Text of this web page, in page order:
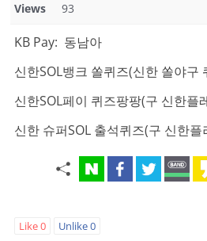
Views 93
KB Pay: 동남아
신한SOL뱅크 쏠퀴즈(신한 쏠야구
신한SOL페이 퀴즈팡팡(구 신한플
신한 슈퍼SOL 출석퀴즈(구 신한
Like0 Unlike0